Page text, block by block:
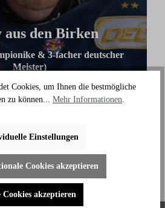
aus den Birken
& 3-facher deutscher
Meister)
Bike jeden Tag und es hilft mir
an meiner Fitness zu arbeiten."
Cookies, um Ihnen die bestmögliche
zu können... Mehr Informationen
Einstellungen
Cookies akzeptieren
Cookies akzeptieren